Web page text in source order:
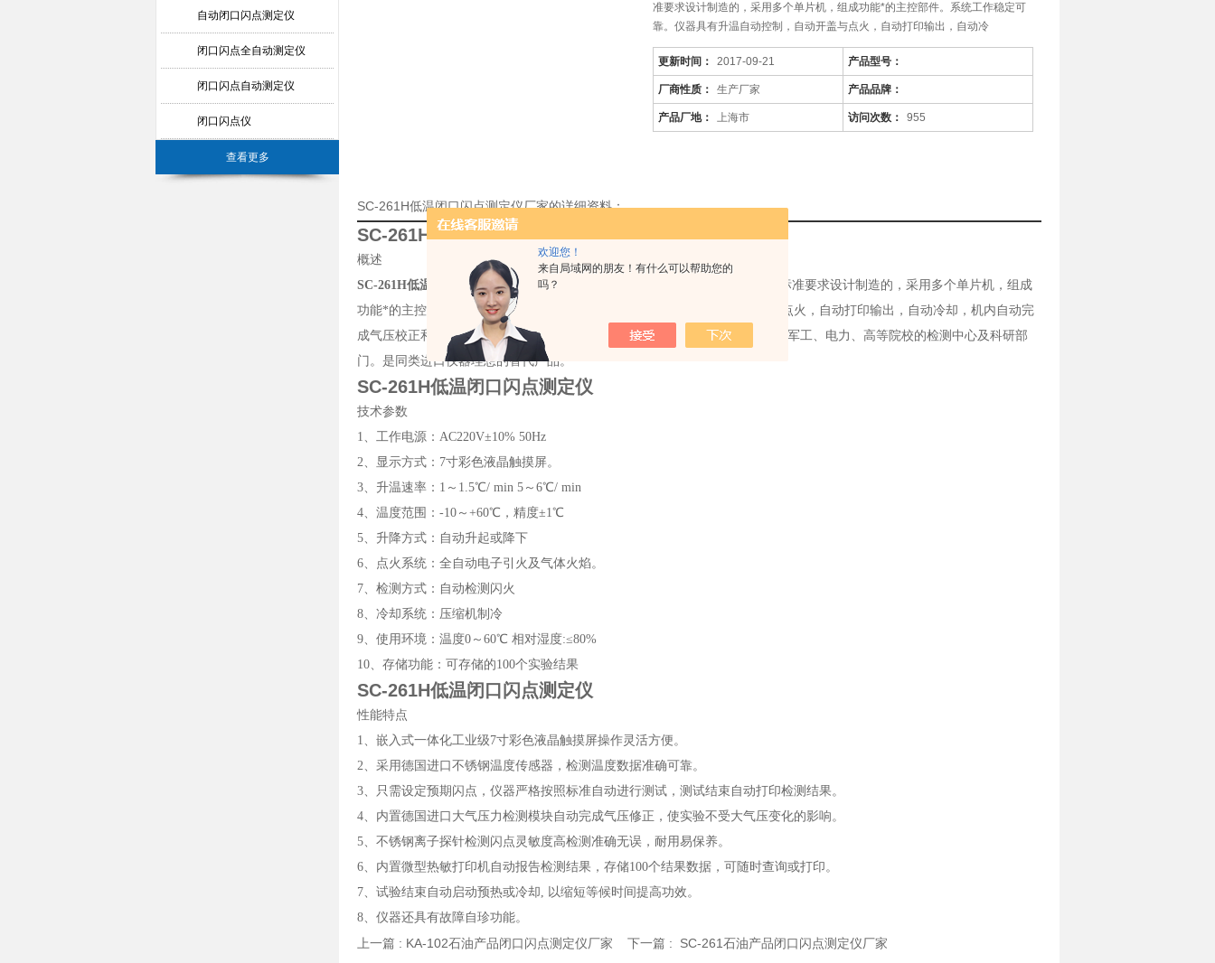
欢迎您！
来自局域网的朋友！有什么可以帮助您的
吗？
自动闭口闪点测定仪
闭口闪点全自动测定仪
闭口闪点自动测定仪
闭口闪点仪
查看更多
准要求设计制造的，采用多个单片机，组成功能*的主控部件。系统工作稳定可
靠。仪器具有升温自动控制，自动开盖与点火，自动打印输出，自动冷
更新时间： 2017-09-21 产品型号：
厂商性质： 生产厂家 产品品牌：
产品厂地： 上海市 访问次数： 955
SC-261H低温闭口闪点测定仪厂家的详细资料：
SC-261H低温闭口闪点测定仪
概述
SC-261H低温闭口闪点测定仪
是按照国家标准GB/T261-2008 及ISO2719-1988标准要求设计制造的，采用多个单片机，组成
功能*的主控部件。系统工作稳定可靠。仪器具有升温自动控制，自动开盖与点火，自动打印输出，自动冷却，机内自动完
成气压校正和自动显示闪点温度等功能。可广泛用于石油行业、铁路、航空、军工、电力、高等院校的检测中心及科研部
门。是同类进口仪器理想的替代产品。
SC-261H低温闭口闪点测定仪
技术参数
1、工作电源：AC220V±10% 50Hz
2、显示方式：7寸彩色液晶触摸屏。
3、升温速率：1～1.5℃/ min 5～6℃/ min
4、温度范围：-10～+60℃，精度±1℃
5、升降方式：自动升起或降下
6、点火系统：全自动电子引火及气体火焰。
7、检测方式：自动检测闪火
8、冷却系统：压缩机制冷
9、使用环境：温度0～60℃ 相对湿度:≤80%
10、存储功能：可存储的100个实验结果
SC-261H低温闭口闪点测定仪
性能特点
1、嵌入式一体化工业级7寸彩色液晶触摸屏操作灵活方便。
2、采用德国进口不锈钢温度传感器，检测温度数据准确可靠。
3、只需设定预期闪点，仪器严格按照标准自动进行测试，测试结束自动打印检测结果。
4、内置德国进口大气压力检测模块自动完成气压修正，使实验不受大气压变化的影响。
5、不锈钢离子探针检测闪点灵敏度高检测准确无误，耐用易保养。
6、内置微型热敏打印机自动报告检测结果，存储100个结果数据，可随时查询或打印。
7、试验结束自动启动预热或冷却, 以缩短等候时间提高功效。
8、仪器还具有故障自珍功能。
上一篇 : KA-102石油产品闭口闪点测定仪厂家 下一篇 : SC-261石油产品闭口闪点测定仪厂家